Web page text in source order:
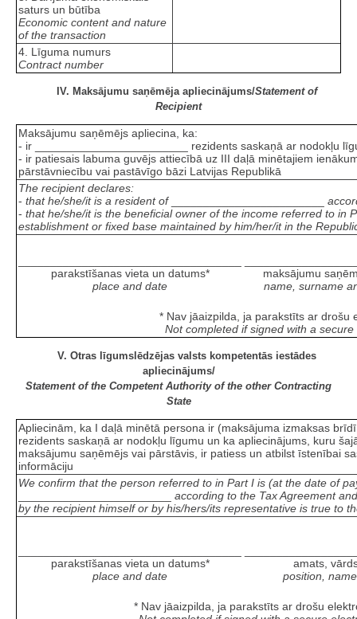
saturs un būtība
Economic content and nature
of the transaction
4. Līguma numurs
Contract number
IV. Maksājumu saņēmēja apliecinājums/Statement of
Recipient
Maksājumu saņēmējs apliecina, ka:
- ir ________________________ rezidents saskaņā ar nodokļu
- ir patiesais labuma guvējs attiecībā uz III daļā minētajiem
pārstāvniecību vai pastāvīgo bāzi Latvijas Republikā
The recipient declares:
- that he/she/it is a resident of________________________
- that he/she/it is the beneficial owner of the income referred to in
establishment or fixed base maintained by him/her/it in the
parakstīšanas vieta un datums*
place and date
maksājumu
name, surname
* Nav jāaizpilda, ja parakstīts ar drošu
Not completed if signed with a
V. Otras līgumslēdzējas valsts kompetentās iestādes
apliecinājums/
Statement of the Competent Authority of the other Contracting
State
Apliecinām, ka I daļā minētā persona ir (maksājuma izmaksas
rezidents saskaņā ar nodokļu līgumu un ka apliecinājums, kuru
maksājumu saņēmējs vai pārstāvis, ir patiess un atbilst īstenībai
informāciju
We confirm that the person referred to in Part I is (at the date of
according to the Tax Agreement
by the recipient himself or by his/hers/its representative is true to
parakstīšanas vieta un datums*
place and date
amats,
position,
* Nav jāaizpilda, ja parakstīts ar drošu